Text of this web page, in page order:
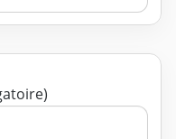
(obligatoire)